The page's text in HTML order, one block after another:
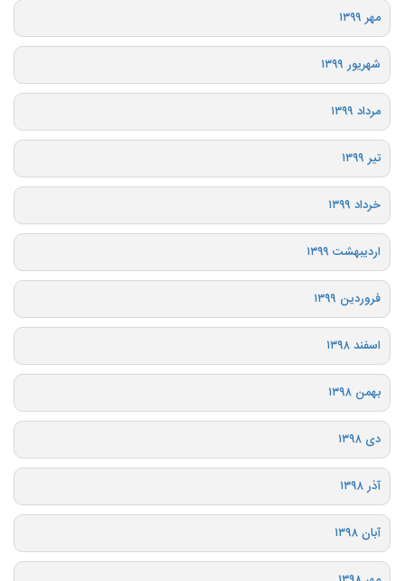
مهر ۱۳۹۹
شهریور ۱۳۹۹
مرداد ۱۳۹۹
تیر ۱۳۹۹
خرداد ۱۳۹۹
اردیبهشت ۱۳۹۹
فروردین ۱۳۹۹
اسفند ۱۳۹۸
بهمن ۱۳۹۸
دی ۱۳۹۸
آذر ۱۳۹۸
آبان ۱۳۹۸